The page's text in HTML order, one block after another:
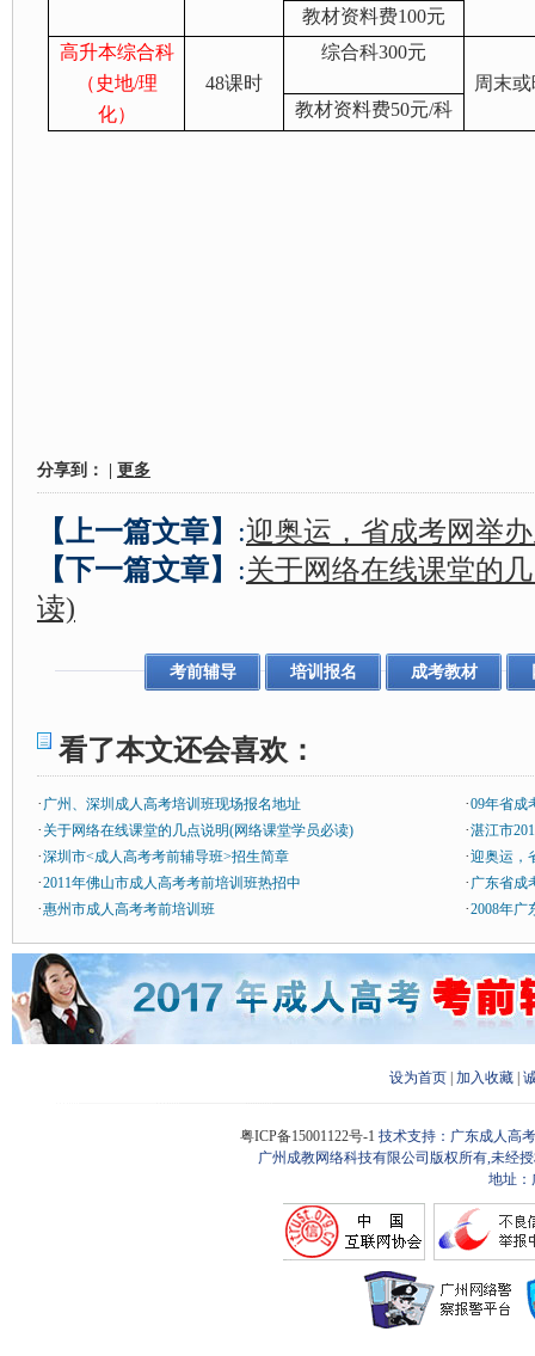
教材资料费100元
高升本综合科
（史地/理
化）
48课时
综合科300元
周末
教材资料费50元/科
分享到： 更多
【上一篇文章】 :迎奥运，省成考网举
【下一篇文章】 :关于网络在线课堂的
读)
考前辅导 培训报名 成考教材
看了本文还会喜欢：
· 广州、深圳成人高考培训班现场报名地址
· 关于网络在线课堂的几点说明(网络课堂学员必读)
·深圳市<成人高考考前辅导班>招生简章
·2011年佛山市成人高考考前培训班热招中
·惠州市成人高考考前培训班
·09年省成
·湛江市
·迎奥运，
· 广东省成
·2008年广
设为首页 加入收藏
粤ICP备15001122号-1 技术支持：广东成人高
广州成教网络科技有限公司版权所有,未经
地址：